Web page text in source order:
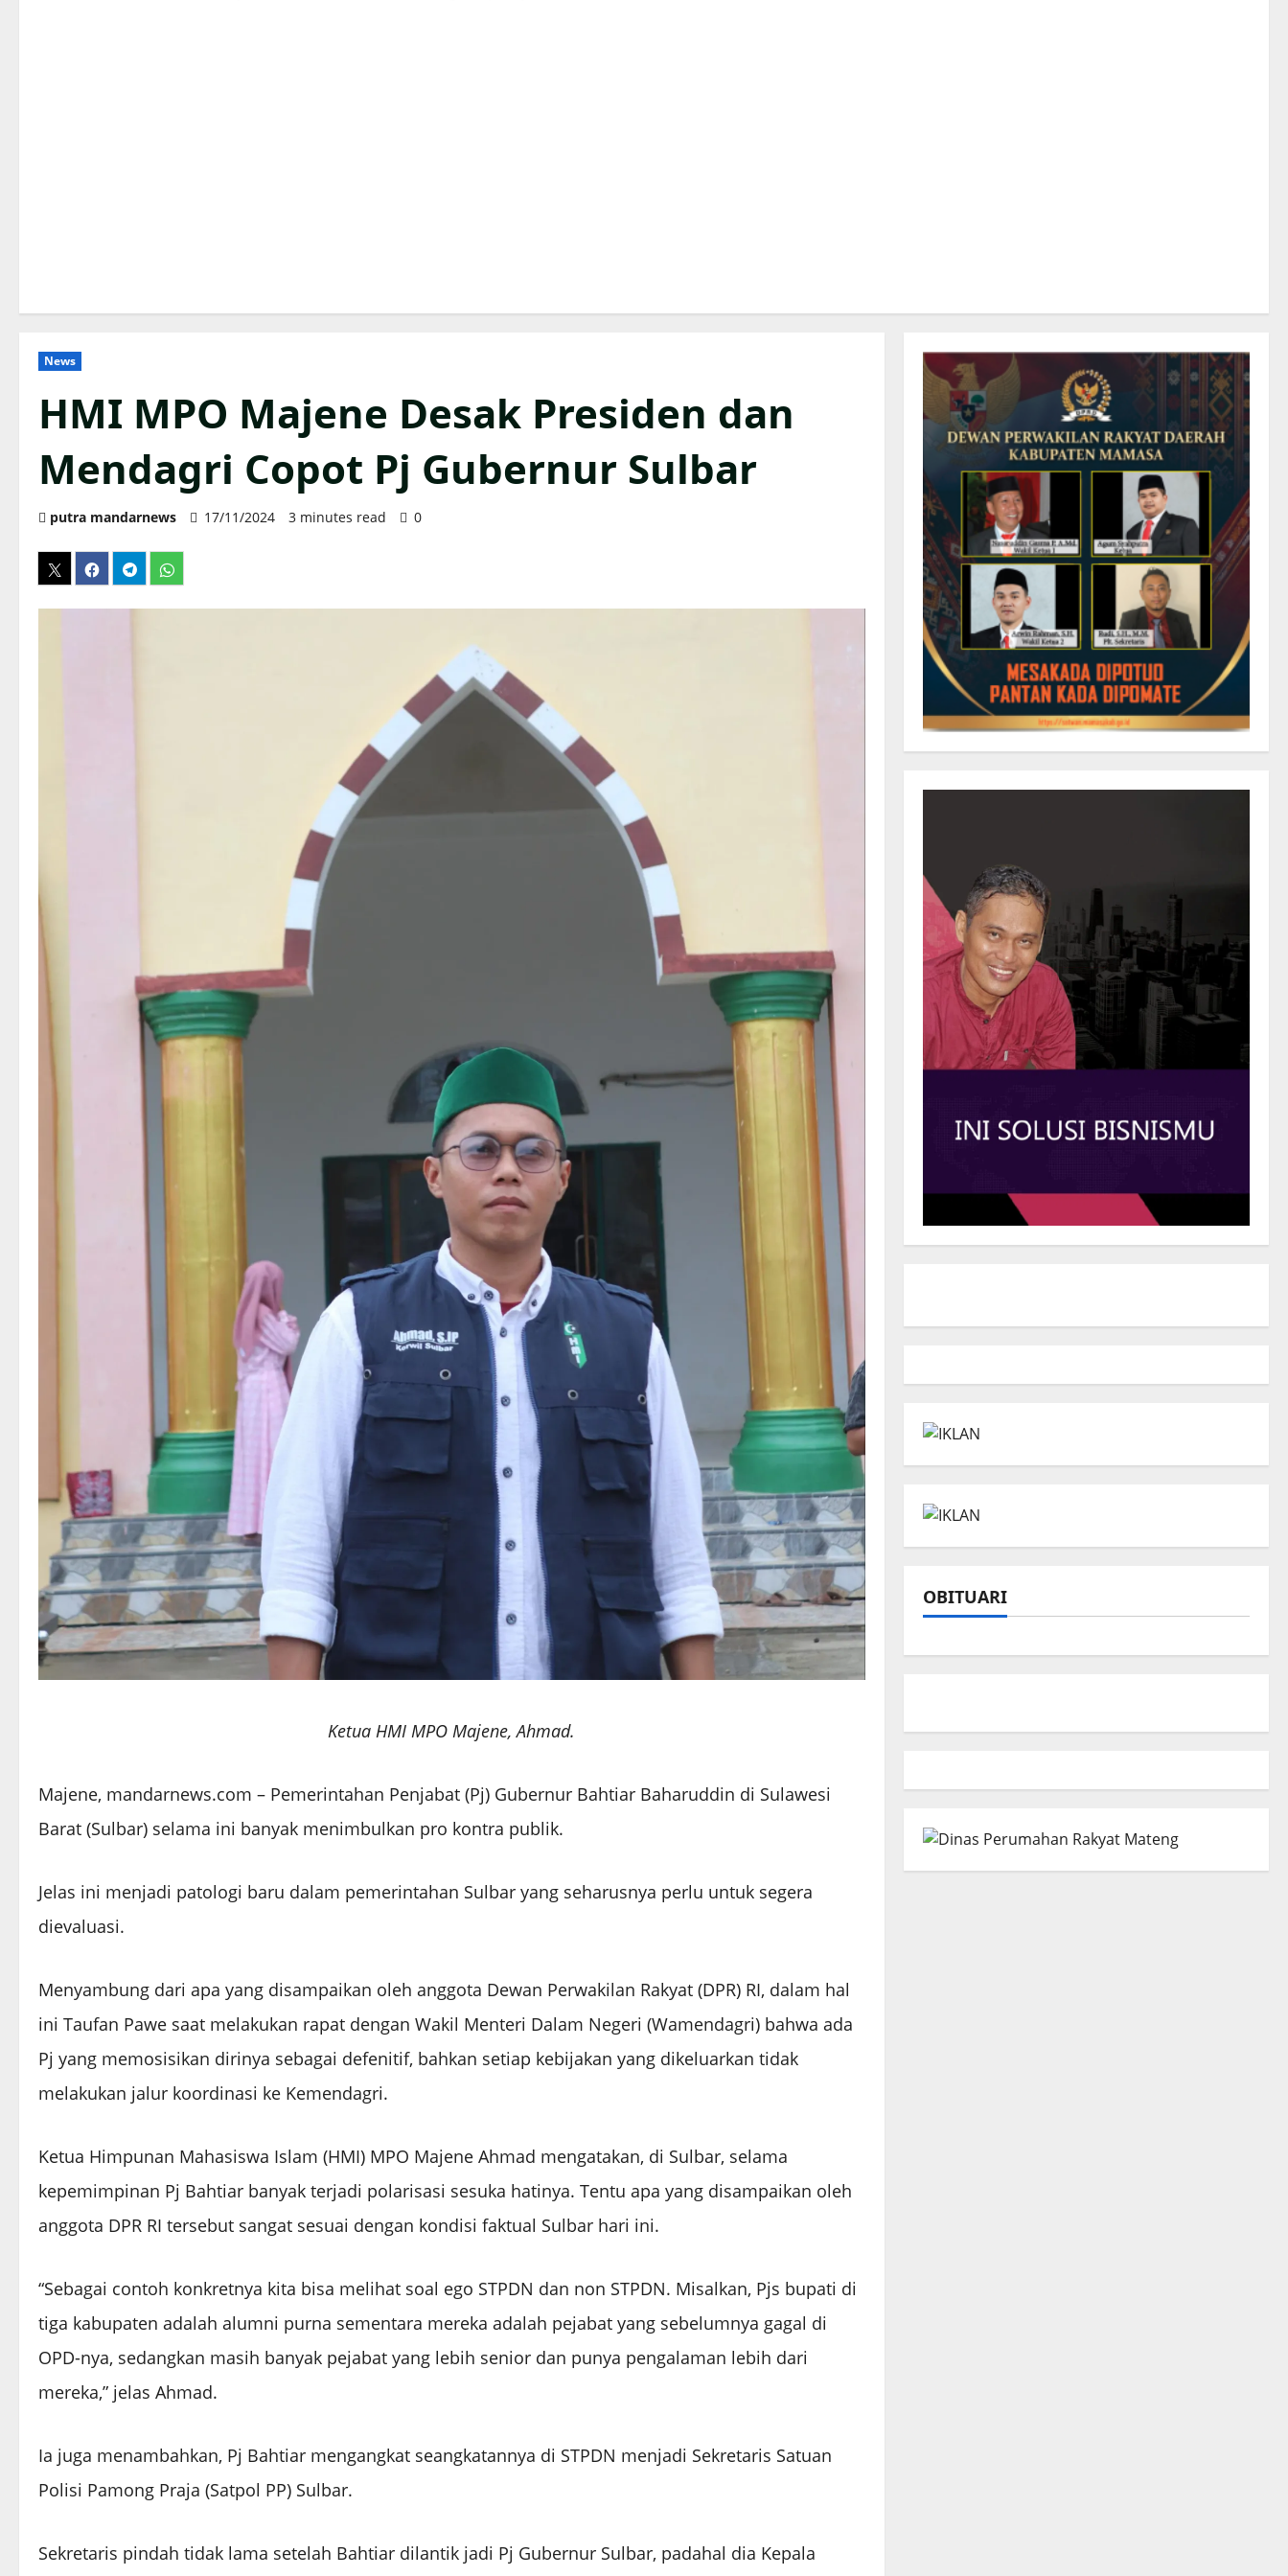
News
HMI MPO Majene Desak Presiden dan
Mendagri Copot Pj Gubernur Sulbar
putra mandarnews 17/11/2024 3 minutes read 0
Ketua HMI MPO Majene, Ahmad.
Majene, mandarnews.com – Pemerintahan Penjabat (Pj) Gubernur Bahtiar Baharuddin di Sulawesi
Barat (Sulbar) selama ini banyak menimbulkan pro kontra publik.
Jelas ini menjadi patologi baru dalam pemerintahan Sulbar yang seharusnya perlu untuk segera
dievaluasi.
Menyambung dari apa yang disampaikan oleh anggota Dewan Perwakilan Rakyat (DPR) RI, dalam hal
ini Taufan Pawe saat melakukan rapat dengan Wakil Menteri Dalam Negeri (Wamendagri) bahwa ada
Pj yang memosisikan dirinya sebagai defenitif, bahkan setiap kebijakan yang dikeluarkan tidak
melakukan jalur koordinasi ke Kemendagri.
Ketua Himpunan Mahasiswa Islam (HMI) MPO Majene Ahmad mengatakan, di Sulbar, selama
kepemimpinan Pj Bahtiar banyak terjadi polarisasi sesuka hatinya. Tentu apa yang disampaikan oleh
anggota DPR RI tersebut sangat sesuai dengan kondisi faktual Sulbar hari ini.
“Sebagai contoh konkretnya kita bisa melihat soal ego STPDN dan non STPDN. Misalkan, Pjs bupati di
tiga kabupaten adalah alumni purna sementara mereka adalah pejabat yang sebelumnya gagal di
OPD-nya, sedangkan masih banyak pejabat yang lebih senior dan punya pengalaman lebih dari
mereka,” jelas Ahmad.
Ia juga menambahkan, Pj Bahtiar mengangkat seangkatannya di STPDN menjadi Sekretaris Satuan
Polisi Pamong Praja (Satpol PP) Sulbar.
Sekretaris pindah tidak lama setelah Bahtiar dilantik jadi Pj Gubernur Sulbar, padahal dia Kepala
OBITUARI